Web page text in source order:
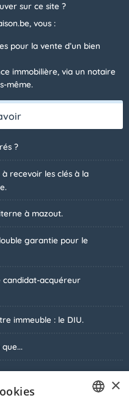
sur ce site ?
vous :
pour la vente d’un bien
immobilière, via un notaire
même.
?
recevoir les clés à la
à mazout.
garantie pour le
candidat-acquéreur
immeuble : le DIU.
×